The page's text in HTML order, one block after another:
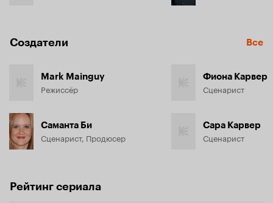
Создатели Все
Mark Mainguy
Режиссёр
Саманта Би
Сценарист, Продюсер
Фиона Карвер
Сценарист
Сара Карвер
Сценарист
Рейтинг сериала